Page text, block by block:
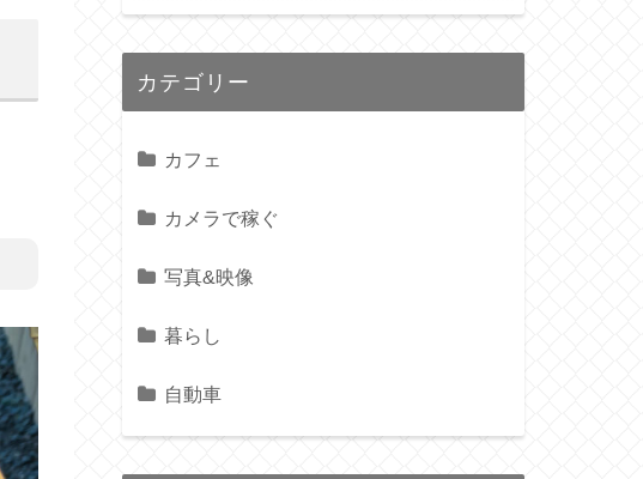
カテゴリー
カフェ
カメラで稼ぐ
写真&映像
暮らし
自動車